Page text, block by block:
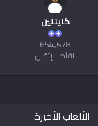
62
كايتلين
نقاط الإتقان
الألعاب الأخيرة